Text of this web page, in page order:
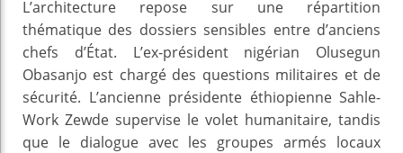
L’architecture repose sur une répartition
thématique des dossiers sensibles entre d’anciens
chefs d’État. L’ex-président nigérian Olusegun
Obasanjo est chargé des questions militaires et de
sécurité. L’ancienne présidente éthiopienne Sahle-
Work Zewde supervise le volet humanitaire, tandis
que le dialogue avec les groupes armés locaux